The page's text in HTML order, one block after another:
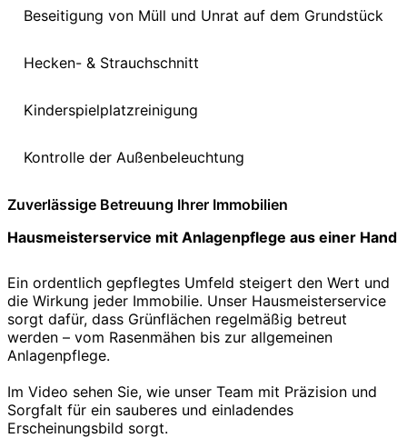
Beseitigung von Müll und Unrat auf dem Grundstück
Hecken- & Strauchschnitt
Kinderspielplatzreinigung
Kontrolle der Außenbeleuchtung
Zuverlässige Betreuung Ihrer Immobilien
Hausmeisterservice mit Anlagenpflege aus einer Hand
Ein ordentlich gepflegtes Umfeld steigert den Wert und
die Wirkung jeder Immobilie. Unser Hausmeisterservice
sorgt dafür, dass Grünflächen regelmäßig betreut
werden – vom Rasenmähen bis zur allgemeinen
Anlagenpflege.
Im Video sehen Sie, wie unser Team mit Präzision und
Sorgfalt für ein sauberes und einladendes
Erscheinungsbild sorgt.